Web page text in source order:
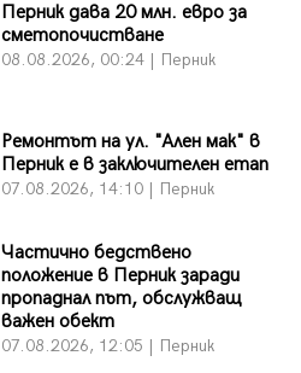
Перник дава 20 млн. евро за
сметопочистване
08.08.2026, 00:24 | Перник
Ремонтът на ул. "Ален мак" в
Перник е в заключителен етап
07.08.2026, 14:10 | Перник
Частично бедствено
положение в Перник заради
пропаднал път, обслужващ
важен обект
07.08.2026, 12:05 | Перник